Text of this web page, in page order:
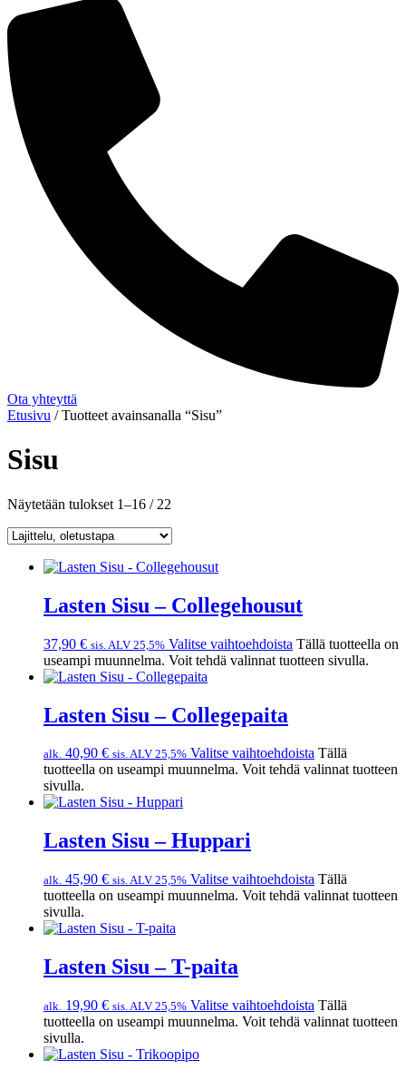
Ota yhteyttä
Etusivu / Tuotteet avainsanalla “Sisu”
Sisu
Näytetään tulokset 1–16 / 22
Lasten Sisu – Collegehousut
37,90 € sis. ALV 25,5% Valitse vaihtoehdoista Tällä tuotteella on
useampi muunnelma. Voit tehdä valinnat tuotteen sivulla.
Lasten Sisu – Collegepaita
alk. 40,90 € sis. ALV 25,5% Valitse vaihtoehdoista Tällä
tuotteella on useampi muunnelma. Voit tehdä valinnat tuotteen
sivulla.
Lasten Sisu – Huppari
alk. 45,90 € sis. ALV 25,5% Valitse vaihtoehdoista Tällä
tuotteella on useampi muunnelma. Voit tehdä valinnat tuotteen
sivulla.
Lasten Sisu – T-paita
alk. 19,90 € sis. ALV 25,5% Valitse vaihtoehdoista Tällä
tuotteella on useampi muunnelma. Voit tehdä valinnat tuotteen
sivulla.